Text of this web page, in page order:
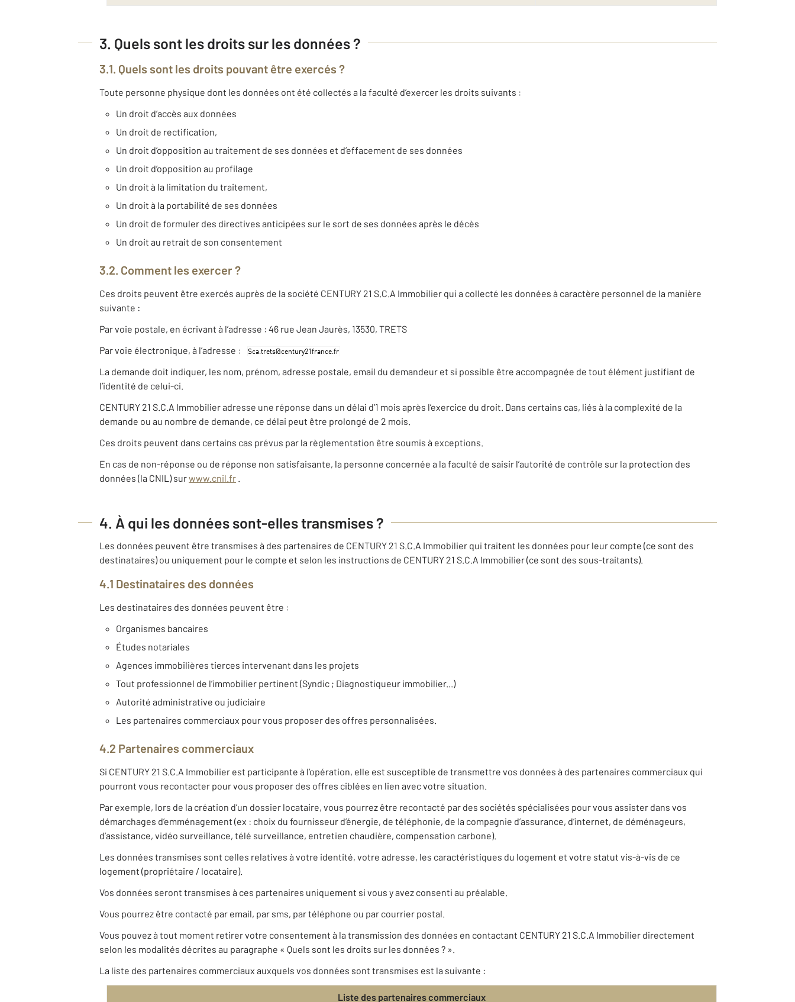
3. Quels sont les droits sur les données ?
3.1. Quels sont les droits pouvant être exercés ?
Toute personne physique dont les données ont été collectés a la faculté d’exercer les droits suivants :
Un droit d’accès aux données
Un droit de rectification,
Un droit d’opposition au traitement de ses données et d’effacement de ses données
Un droit d’opposition au profilage
Un droit à la limitation du traitement,
Un droit à la portabilité de ses données
Un droit de formuler des directives anticipées sur le sort de ses données après le décès
Un droit au retrait de son consentement
3.2. Comment les exercer ?
Ces droits peuvent être exercés auprès de la société CENTURY 21 S.C.A Immobilier qui a collecté les données à caractère personnel de la manière
suivante :
Par voie postale, en écrivant à l’adresse : 46 rue Jean Jaurès, 13530, TRETS
Par voie électronique, à l’adresse :
La demande doit indiquer, les nom, prénom, adresse postale, email du demandeur et si possible être accompagnée de tout élément justifiant de
l’identité de celui-ci.
CENTURY 21 S.C.A Immobilier adresse une réponse dans un délai d’1 mois après l’exercice du droit. Dans certains cas, liés à la complexité de la
demande ou au nombre de demande, ce délai peut être prolongé de 2 mois.
Ces droits peuvent dans certains cas prévus par la règlementation être soumis à exceptions.
En cas de non-réponse ou de réponse non satisfaisante, la personne concernée a la faculté de saisir l’autorité de contrôle sur la protection des
données (la CNIL) surwww.cnil.fr
4. À qui les données sont-elles transmises ?
Les données peuvent être transmises à des partenaires de CENTURY 21 S.C.A Immobilier qui traitent les données pour leur compte (ce sont des
destinataires) ou uniquement pour le compte et selon les instructions de CENTURY 21 S.C.A Immobilier (ce sont des sous-traitants).
4.1 Destinataires des données
Les destinataires des données peuvent être :
Organismes bancaires
Études notariales
Agences immobilières tierces intervenant dans les projets
Tout professionnel de l’immobilier pertinent (Syndic ; Diagnostiqueur immobilier...)
Autorité administrative ou judiciaire
Les partenaires commerciaux pour vous proposer des offres personnalisées.
4.2 Partenaires commerciaux
Si CENTURY 21 S.C.A Immobilier est participante à l’opération, elle est susceptible de transmettre vos données à des partenaires commerciaux qui
pourront vous recontacter pour vous proposer des offres ciblées en lien avec votre situation.
Par exemple, lors de la création d’un dossier locataire, vous pourrez être recontacté par des sociétés spécialisées pour vous assister dans vos
démarchages d’emménagement (ex : choix du fournisseur d’énergie, de téléphonie, de la compagnie d’assurance, d’internet, de déménageurs,
d’assistance, vidéo surveillance, télé surveillance, entretien chaudière, compensation carbone).
Les données transmises sont celles relatives à votre identité, votre adresse, les caractéristiques du logement et votre statut vis-à-vis de ce
logement (propriétaire / locataire).
Vos données seront transmises à ces partenaires uniquement si vous y avez consenti au préalable.
Vous pourrez être contacté par email, par sms, par téléphone ou par courrier postal.
Vous pouvez à tout moment retirer votre consentement à la transmission des données en contactant CENTURY 21 S.C.A Immobilier directement
selon les modalités décrites au paragraphe « Quels sont les droits sur les données ? ».
La liste des partenaires commerciaux auxquels vos données sont transmises est la suivante :
Liste des partenaires commerciaux